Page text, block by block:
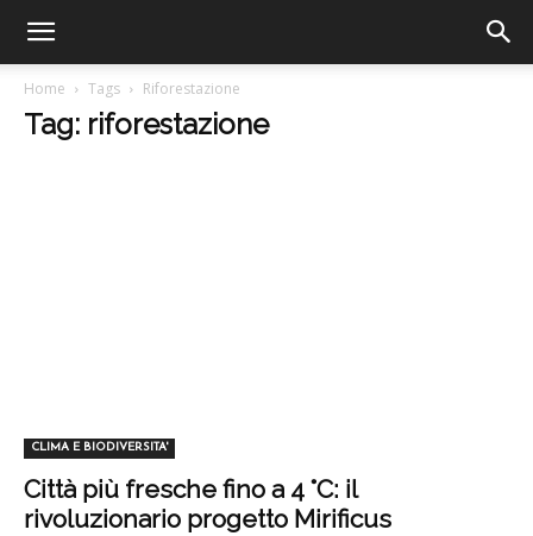
Home Tags Riforestazione
Tag: riforestazione
CLIMA E BIODIVERSITA'
Città più fresche fino a 4 °C: il
rivoluzionario progetto Mirificus